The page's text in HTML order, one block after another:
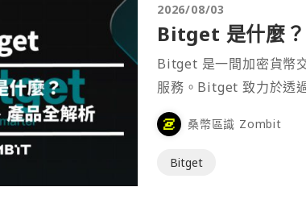
2026/08/03
Bitget 是什麼
Bitget 是一間加密貨幣
服務。Bitget 致力於透
桑幣區識 Zombit
Bitget